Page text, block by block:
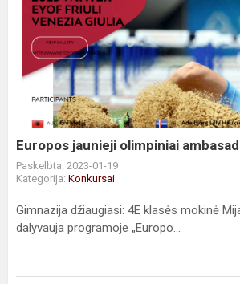
Europos
jaunieji
olimpiniai
ambasadoriai
Europos jaunieji olimpiniai
Paskelbta: 2023-01-19
Kategorija: Konkursai
Gimnazija džiaugiasi: 4E klasės mokinė
dalyvauja programoje „Europo...